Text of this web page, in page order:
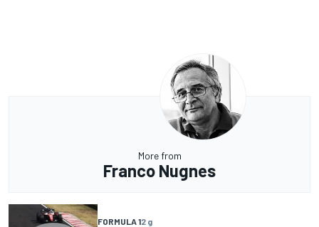
More from
Franco Nugnes
FORMULA 12 g